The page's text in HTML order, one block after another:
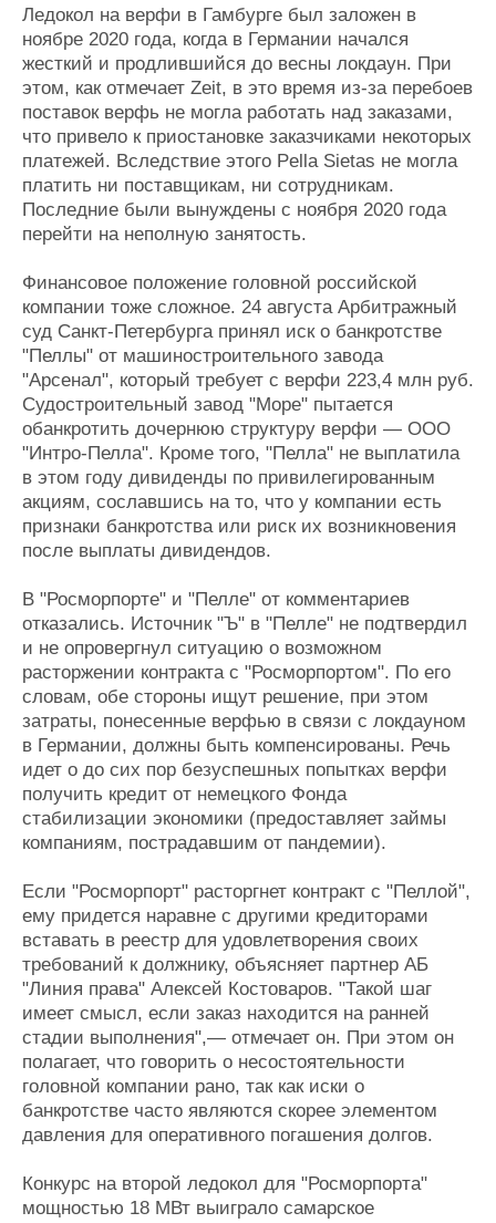
Ледокол на верфи в Гамбурге был заложен в
ноябре 2020 года, когда в Германии начался
жесткий и продлившийся до весны локдаун. При
этом, как отмечает Zeit, в это время из-за перебоев
поставок верфь не могла работать над заказами,
что привело к приостановке заказчиками некоторых
платежей. Вследствие этого Pella Sietas не могла
платить ни поставщикам, ни сотрудникам.
Последние были вынуждены с ноября 2020 года
перейти на неполную занятость.
Финансовое положение головной российской
компании тоже сложное. 24 августа Арбитражный
суд Санкт-Петербурга принял иск о банкротстве
"Пеллы" от машиностроительного завода
"Арсенал", который требует с верфи 223,4 млн руб.
Судостроительный завод "Море" пытается
обанкротить дочернюю структуру верфи — ООО
"Интро-Пелла". Кроме того, "Пелла" не выплатила
в этом году дивиденды по привилегированным
акциям, сославшись на то, что у компании есть
признаки банкротства или риск их возникновения
после выплаты дивидендов.
В "Росморпорте" и "Пелле" от комментариев
отказались. Источник "Ъ" в "Пелле" не подтвердил
и не опровергнул ситуацию о возможном
расторжении контракта с "Росморпортом". По его
словам, обе стороны ищут решение, при этом
затраты, понесенные верфью в связи с локдауном
в Германии, должны быть компенсированы. Речь
идет о до сих пор безуспешных попытках верфи
получить кредит от немецкого Фонда
стабилизации экономики (предоставляет займы
компаниям, пострадавшим от пандемии).
Если "Росморпорт" расторгнет контракт с "Пеллой",
ему придется наравне с другими кредиторами
вставать в реестр для удовлетворения своих
требований к должнику, объясняет партнер АБ
"Линия права" Алексей Костоваров. "Такой шаг
имеет смысл, если заказ находится на ранней
стадии выполнения",— отмечает он. При этом он
полагает, что говорить о несостоятельности
головной компании рано, так как иски о
банкротстве часто являются скорее элементом
давления для оперативного погашения долгов.
Конкурс на второй ледокол для "Росморпорта"
мощностью 18 МВт выиграло самарское